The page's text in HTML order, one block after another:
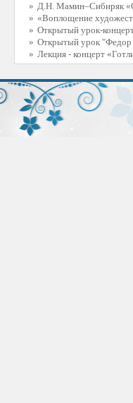
» Д.Н. Мамин–Сибиряк
» «Воплощение
» Открытый урок-
» Открытый урок
» Лекция - концерт